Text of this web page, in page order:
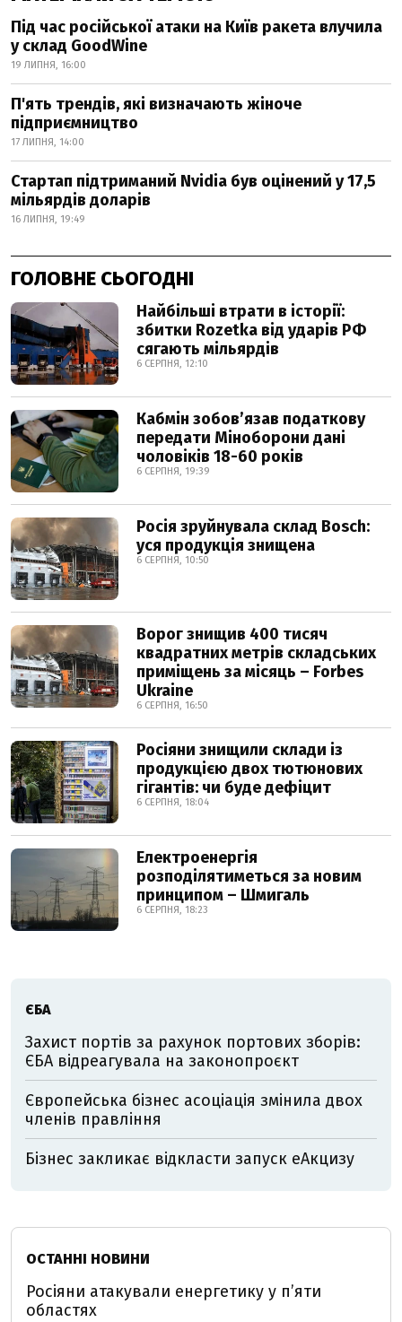
Під час російської атаки на Київ ракета влучила
у склад GoodWine
19 ЛИПНЯ, 16:00
П'ять трендів, які визначають жіноче
підприємництво
17 ЛИПНЯ, 14:00
Стартап підтриманий Nvidia був оцінений у 17,5
мільярдів доларів
16 ЛИПНЯ, 19:49
ГОЛОВНЕ СЬОГОДНІ
Найбільші втрати в історії:
збитки Rozetka від ударів РФ
сягають мільярдів
6 СЕРПНЯ, 12:10
Кабмін зобовʼязав податкову
передати Міноборони дані
чоловіків 18-60 років
6 СЕРПНЯ, 19:39
Росія зруйнувала склад Bosch:
уся продукція знищена
6 СЕРПНЯ, 10:50
Ворог знищив 400 тисяч
квадратних метрів складських
приміщень за місяць – Forbes
Ukraine
6 СЕРПНЯ, 16:50
Росіяни знищили склади із
продукцією двох тютюнових
гігантів: чи буде дефіцит
6 СЕРПНЯ, 18:04
Електроенергія
розподілятиметься за новим
принципом – Шмигаль
6 СЕРПНЯ, 18:23
ЄБА
Захист портів за рахунок портових зборів:
ЄБА відреагувала на законопроєкт
Європейська бізнес асоціація змінила двох
членів правління
Бізнес закликає відкласти запуск еАкцизу
ОСТАННІ НОВИНИ
Росіяни атакували енергетику у пʼяти
областях